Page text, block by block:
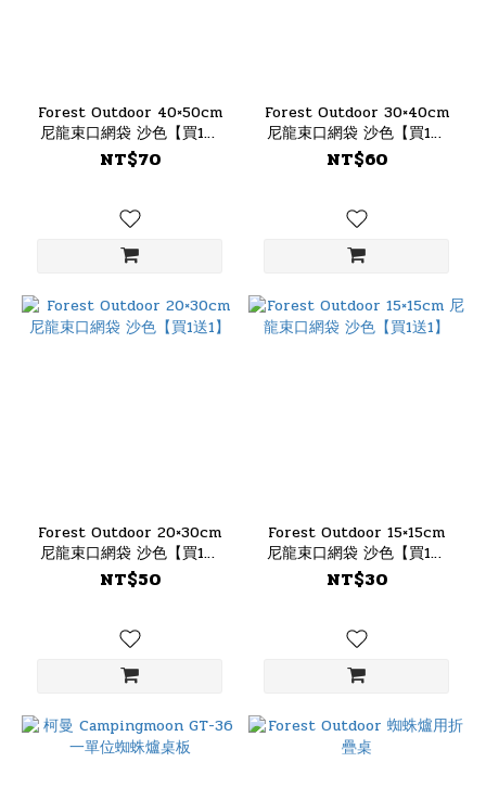
Forest Outdoor 40×50cm
尼龍束口網袋 沙色【買1送
1】
NT$70
Forest Outdoor 30×40cm
尼龍束口網袋 沙色【買1送
1】
NT$60
Forest Outdoor 20×30cm
尼龍束口網袋 沙色【買1送
1】
NT$50
Forest Outdoor 15×15cm
尼龍束口網袋 沙色【買1送
1】
NT$30